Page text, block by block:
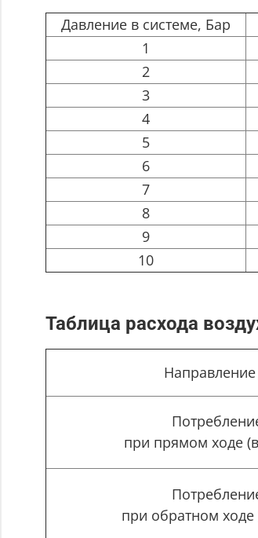
Давление в системе, Бар
1
2
3
4
5
6
7
8
9
10
Таблица расхода
при прямом ходе
при обратном ходе